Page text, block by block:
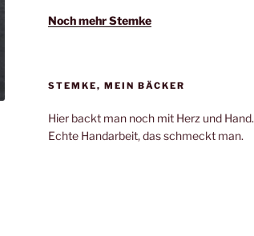
Noch mehr Stemke
STEMKE, MEIN BÄCKER
Hier backt man noch mit Herz und Hand.
Echte Handarbeit, das schmeckt man.